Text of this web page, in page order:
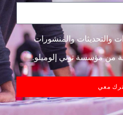
والتحديثات والمنشورات
من مؤسسة توني إلوميلو.
معي